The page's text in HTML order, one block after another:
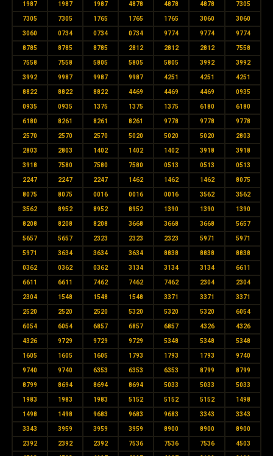
1987 1987 1987 4878 4878 4878 7305
7305 7305 1765 1765 1765 3060 3060
3060 0734 0734 0734 9774 9774 9774
8785 8785 8785 2812 2812 2812 7558
7558 7558 5805 5805 5805 3992 3992
3992 9987 9987 9987 4251 4251 4251
8822 8822 8822 4469 4469 4469 0935
0935 0935 1375 1375 1375 6180 6180
6180 8261 8261 8261 9778 9778 9778
2570 2570 2570 5020 5020 5020 2803
2803 2803 1402 1402 1402 3918 3918
3918 7580 7580 7580 0513 0513 0513
2247 2247 2247 1462 1462 1462 8075
8075 8075 0016 0016 0016 3562 3562
3562 8952 8952 8952 1390 1390 1390
8208 8208 8208 3668 3668 3668 5657
5657 5657 2323 2323 2323 5971 5971
5971 3634 3634 3634 8838 8838 8838
0362 0362 0362 3134 3134 3134 6611
6611 6611 7462 7462 7462 2304 2304
2304 1548 1548 1548 3371 3371 3371
2520 2520 2520 5320 5320 5320 6054
6054 6054 6857 6857 6857 4326 4326
4326 9729 9729 9729 5348 5348 5348
1605 1605 1605 1793 1793 1793 9740
9740 9740 6353 6353 6353 8799 8799
8799 8694 8694 8694 5033 5033 5033
1983 1983 1983 5152 5152 5152 1498
1498 1498 9683 9683 9683 3343 3343
3343 3959 3959 3959 8900 8900 8900
2392 2392 2392 7536 7536 7536 4503